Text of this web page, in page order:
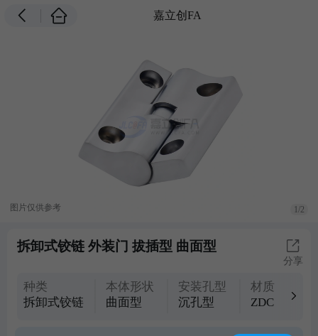
嘉立创FA
图片仅供参考 1/2
拆卸式铰链 外装门 拔插型 曲面型
分享
种类
拆卸式铰链
本体形状
曲面型
安装孔型
沉孔型
材质
ZDC